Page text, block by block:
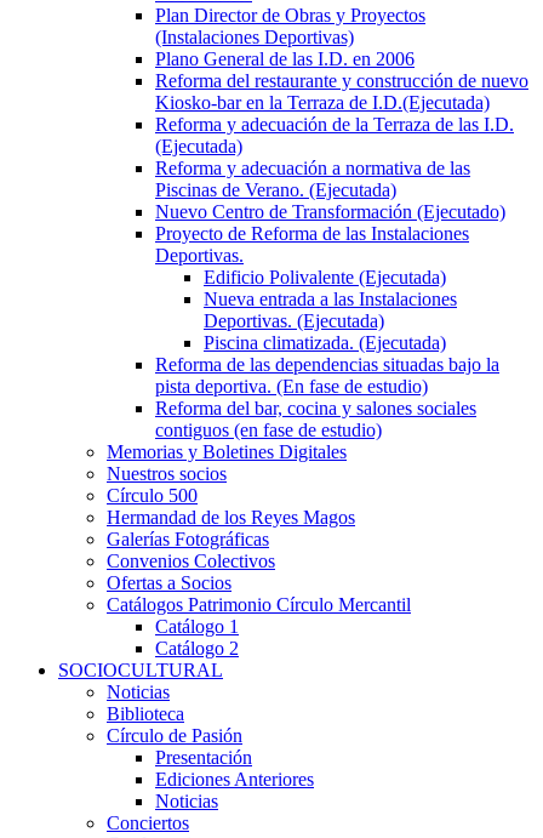
Plan Director de Obras y Proyectos
(Instalaciones Deportivas)
Plano General de las I.D. en 2006
Reforma del restaurante y construcción de nuevo
Kiosko-bar en la Terraza de I.D.(Ejecutada)
Reforma y adecuación de la Terraza de las I.D.
(Ejecutada)
Reforma y adecuación a normativa de las
Piscinas de Verano. (Ejecutada)
Nuevo Centro de Transformación (Ejecutado)
Proyecto de Reforma de las Instalaciones
Deportivas.
Edificio Polivalente (Ejecutada)
Nueva entrada a las Instalaciones
Deportivas. (Ejecutada)
Piscina climatizada. (Ejecutada)
Reforma de las dependencias situadas bajo la
pista deportiva. (En fase de estudio)
Reforma del bar, cocina y salones sociales
contiguos (en fase de estudio)
Memorias y Boletines Digitales
Nuestros socios
Círculo 500
Hermandad de los Reyes Magos
Galerías Fotográficas
Convenios Colectivos
Ofertas a Socios
Catálogos Patrimonio Círculo Mercantil
Catálogo 1
Catálogo 2
SOCIOCULTURAL
Noticias
Biblioteca
Círculo de Pasión
Presentación
Ediciones Anteriores
Noticias
Conciertos